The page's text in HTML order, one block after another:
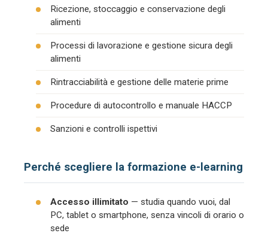
Ricezione, stoccaggio e conservazione degli
alimenti
Processi di lavorazione e gestione sicura degli
alimenti
Rintracciabilità e gestione delle materie prime
Procedure di autocontrollo e manuale HACCP
Sanzioni e controlli ispettivi
Perché scegliere la formazione e-learning
Accesso illimitato — studia quando vuoi, dal
PC, tablet o smartphone, senza vincoli di orario o
sede